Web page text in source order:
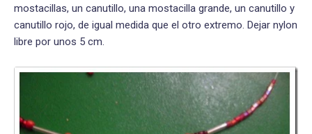
mostacillas, un canutillo, una mostacilla grande, un canutillo y
canutillo rojo, de igual medida que el otro extremo. Dejar nylon
libre por unos 5 cm.